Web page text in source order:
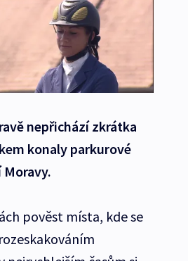
nepřichází zkrátka
konaly parkurové
pověst místa, kde se